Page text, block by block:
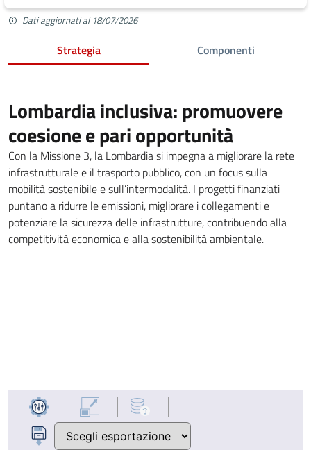
Dati aggiornati al 18/07/2026
Strategia Componenti
Lombardia inclusiva: promuovere
coesione e pari opportunità
Con la Missione 3, la Lombardia si impegna a migliorare la rete
infrastrutturale e il trasporto pubblico, con un focus sulla
mobilità sostenibile e sull’intermodalità. I progetti finanziati
puntano a ridurre le emissioni, migliorare i collegamenti e
potenziare la sicurezza delle infrastrutture, contribuendo alla
competitività economica e alla sostenibilità ambientale.